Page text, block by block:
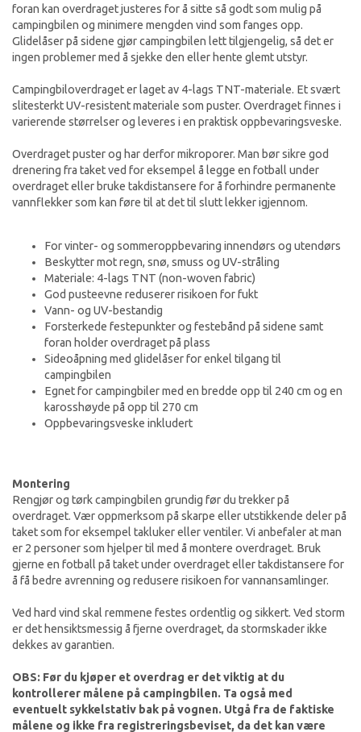
foran kan overdraget justeres for å sitte så godt som mulig på
campingbilen og minimere mengden vind som fanges opp.
Glidelåser på sidene gjør campingbilen lett tilgjengelig, så det er
ingen problemer med å sjekke den eller hente glemt utstyr.
Campingbiloverdraget er laget av 4-lags TNT-materiale. Et svært
slitesterkt UV-resistent materiale som puster. Overdraget finnes i
varierende størrelser og leveres i en praktisk oppbevaringsveske.
Overdraget puster og har derfor mikroporer. Man bør sikre god
drenering fra taket ved for eksempel å legge en fotball under
overdraget eller bruke takdistansere for å forhindre permanente
vannflekker som kan føre til at det til slutt lekker igjennom.
For vinter- og sommeroppbevaring innendørs og utendørs
Beskytter mot regn, snø, smuss og UV-stråling
Materiale: 4-lags TNT (non-woven fabric)
God pusteevne reduserer risikoen for fukt
Vann- og UV-bestandig
Forsterkede festepunkter og festebånd på sidene samt
foran holder overdraget på plass
Sideoåpning med glidelåser for enkel tilgang til
campingbilen
Egnet for campingbiler med en bredde opp til 240 cm og en
karosshøyde på opp til 270 cm
Oppbevaringsveske inkludert
Montering
Rengjør og tørk campingbilen grundig før du trekker på
overdraget. Vær oppmerksom på skarpe eller utstikkende deler på
taket som for eksempel takluker eller ventiler. Vi anbefaler at man
er 2 personer som hjelper til med å montere overdraget. Bruk
gjerne en fotball på taket under overdraget eller takdistansere for
å få bedre avrenning og redusere risikoen for vannansamlinger.
Ved hard vind skal remmene festes ordentlig og sikkert. Ved storm
er det hensiktsmessig å fjerne overdraget, da stormskader ikke
dekkes av garantien.
OBS: Før du kjøper et overdrag er det viktig at du
kontrollerer målene på campingbilen. Ta også med
eventuelt sykkelstativ bak på vognen. Utgå fra de faktiske
målene og ikke fra registreringsbeviset, da det kan være